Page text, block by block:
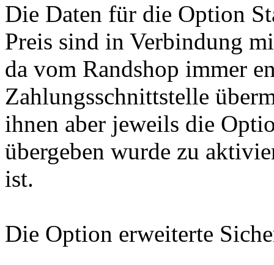
Die Daten für die Option
Preis sind in Verbindung
da vom Randshop immer
Zahlungsschnittstelle
ihnen aber jeweils die
übergeben wurde zu
ist.
Die Option erweiterte